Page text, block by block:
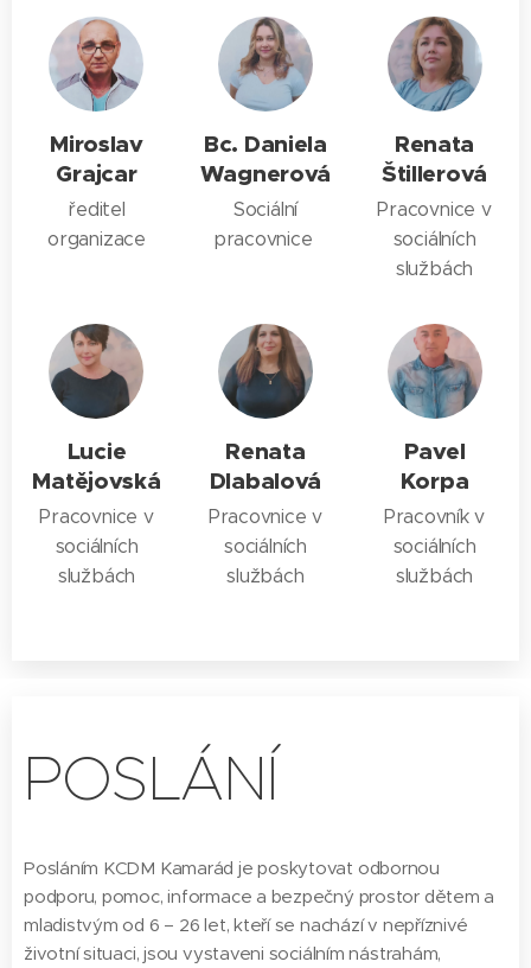
Miroslav
Grajcar
ředitel
organizace
Bc. Daniela
Wagnerová
Sociální
pracovnice
Renata
Štillerová
Pracovnice v
sociálních
službách
Lucie
Matějovská
Pracovnice v
sociálních
službách
Renata
Dlabalová
Pracovnice v
sociálních
službách
Pavel
Korpa
Pracovník v
sociálních
službách
POSLÁNÍ
Posláním KCDM Kamarád je poskytovat odbornou
podporu, pomoc, informace a bezpečný prostor dětem a
mladistvým od 6 – 26 let, kteří se nachází v nepříznivé
životní situaci, jsou vystaveni sociálním nástrahám,